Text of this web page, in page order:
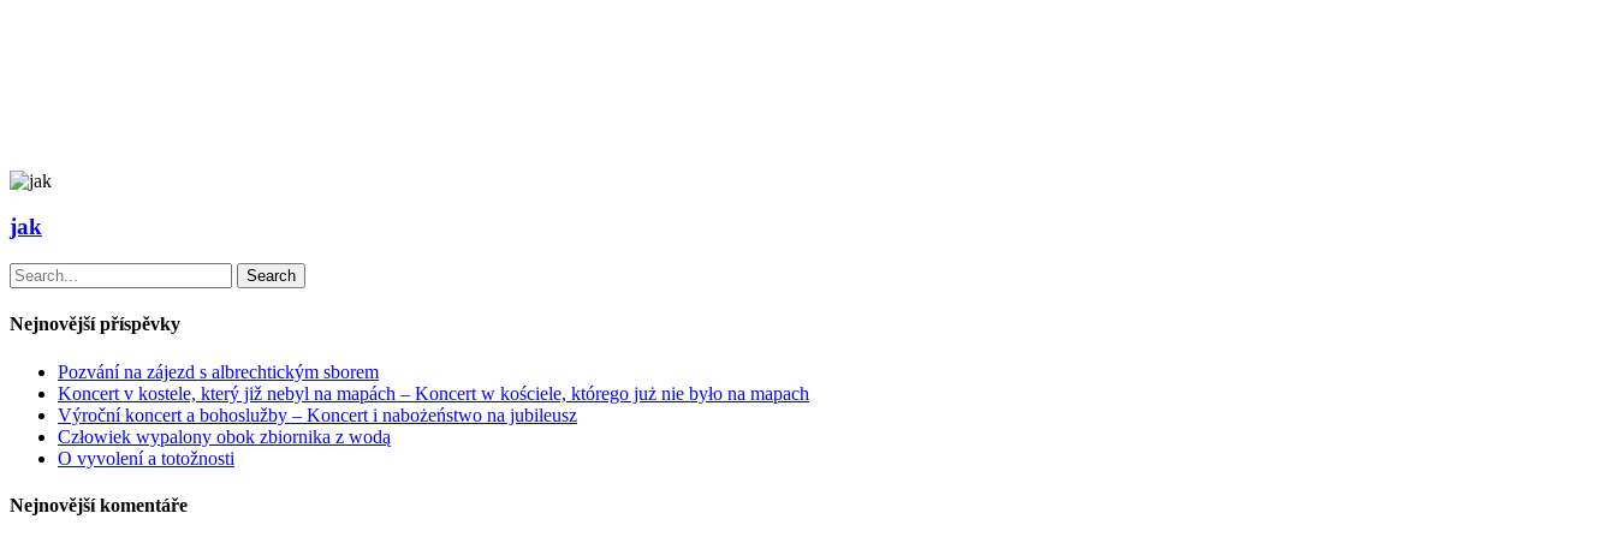
jak
Search
Nejnovější příspěvky
Pozvání na zájezd s albrechtickým sborem
Koncert v kostele, který již nebyl na mapách – Koncert w kościele, którego już nie było na mapach
Výroční koncert a bohoslužby – Koncert i nabożeństwo na jubileusz
Człowiek wypalony obok zbiornika z wodą
O vyvolení a totožnosti
Nejnovější komentáře